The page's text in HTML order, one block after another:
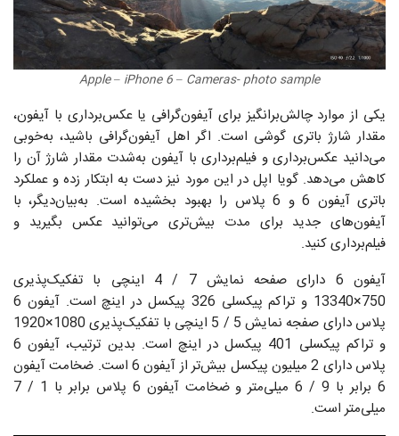
Apple – iPhone 6 – Cameras- photo sample
یکی از موارد چالش‌برانگیز برای آیفون‌گرافی یا عکس‌برداری با آیفون،
مقدار شارژ باتری گوشی است. اگر اهل آیفون‌گرافی باشید، به‌خوبی
می‌دانید عکس‌برداری و فیلم‌برداری با آیفون به‌شدت مقدار شارژ آن را
کاهش می‌دهد. گویا اپل در این مورد نیز دست به ابتکار زده و عملکرد
باتری آیفون 6 و 6 پلاس را بهبود بخشیده است. به‌بیان‌دیگر، با
آیفون‌های جدید برای مدت بیش‌تری می‌توانید عکس بگیرید و
فیلم‌برداری کنید.
آیفون 6 دارای صفحه نمایش 7 / 4 اینچی با تفکیک‌پذیری
750×13340 و تراکم پیکسلی 326 پیکسل در اینچ است. آیفون 6
پلاس دارای صفجه نمایش 5 / 5 اینچی با تفکیک‌پذیری 1080×1920
و تراکم پیکسلی 401 پیکسل در اینچ است. بدین ترتیب، آیفون 6
پلاس دارای 2 میلیون پیکسل بیش‌تر از آیفون 6 است. ضخامت آیفون
6 برابر با 9 / 6 ‌میلی‌متر و ضخامت آیفون 6 پلاس برابر با 1 / 7
میلی‌متر است.